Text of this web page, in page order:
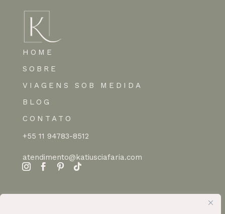
HOME
SOBRE
VIAGENS SOB MEDIDA
BLOG
CONTATO
+55 11 94783-8512
atendimento@katiusciafaria.com